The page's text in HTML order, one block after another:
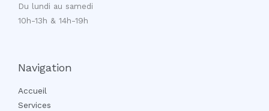
Du lundi au samedi
10h-13h & 14h-19h
Navigation
Accueil
Services